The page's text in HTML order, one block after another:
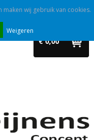
€ 0,00
wij gebruik van cookies.
Weigeren